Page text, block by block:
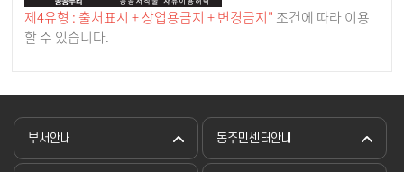
제4유형 : 출처표시 + 상업용금지 + 변경금지" 조건에 따라 이용
할 수 있습니다.
부서안내 동주민센터안내